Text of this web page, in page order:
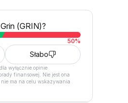
(GRIN)?
50%
Słabo
wyłącznie opinie
finansowej. Nie jest ona
ma na celu wskazywania